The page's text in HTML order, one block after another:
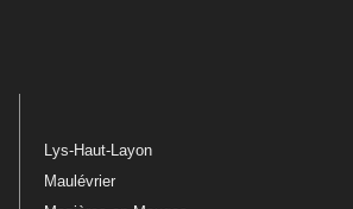
Lys-Haut-Layon
Maulévrier